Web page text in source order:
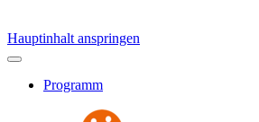
Hauptinhalt anspringen
Programm